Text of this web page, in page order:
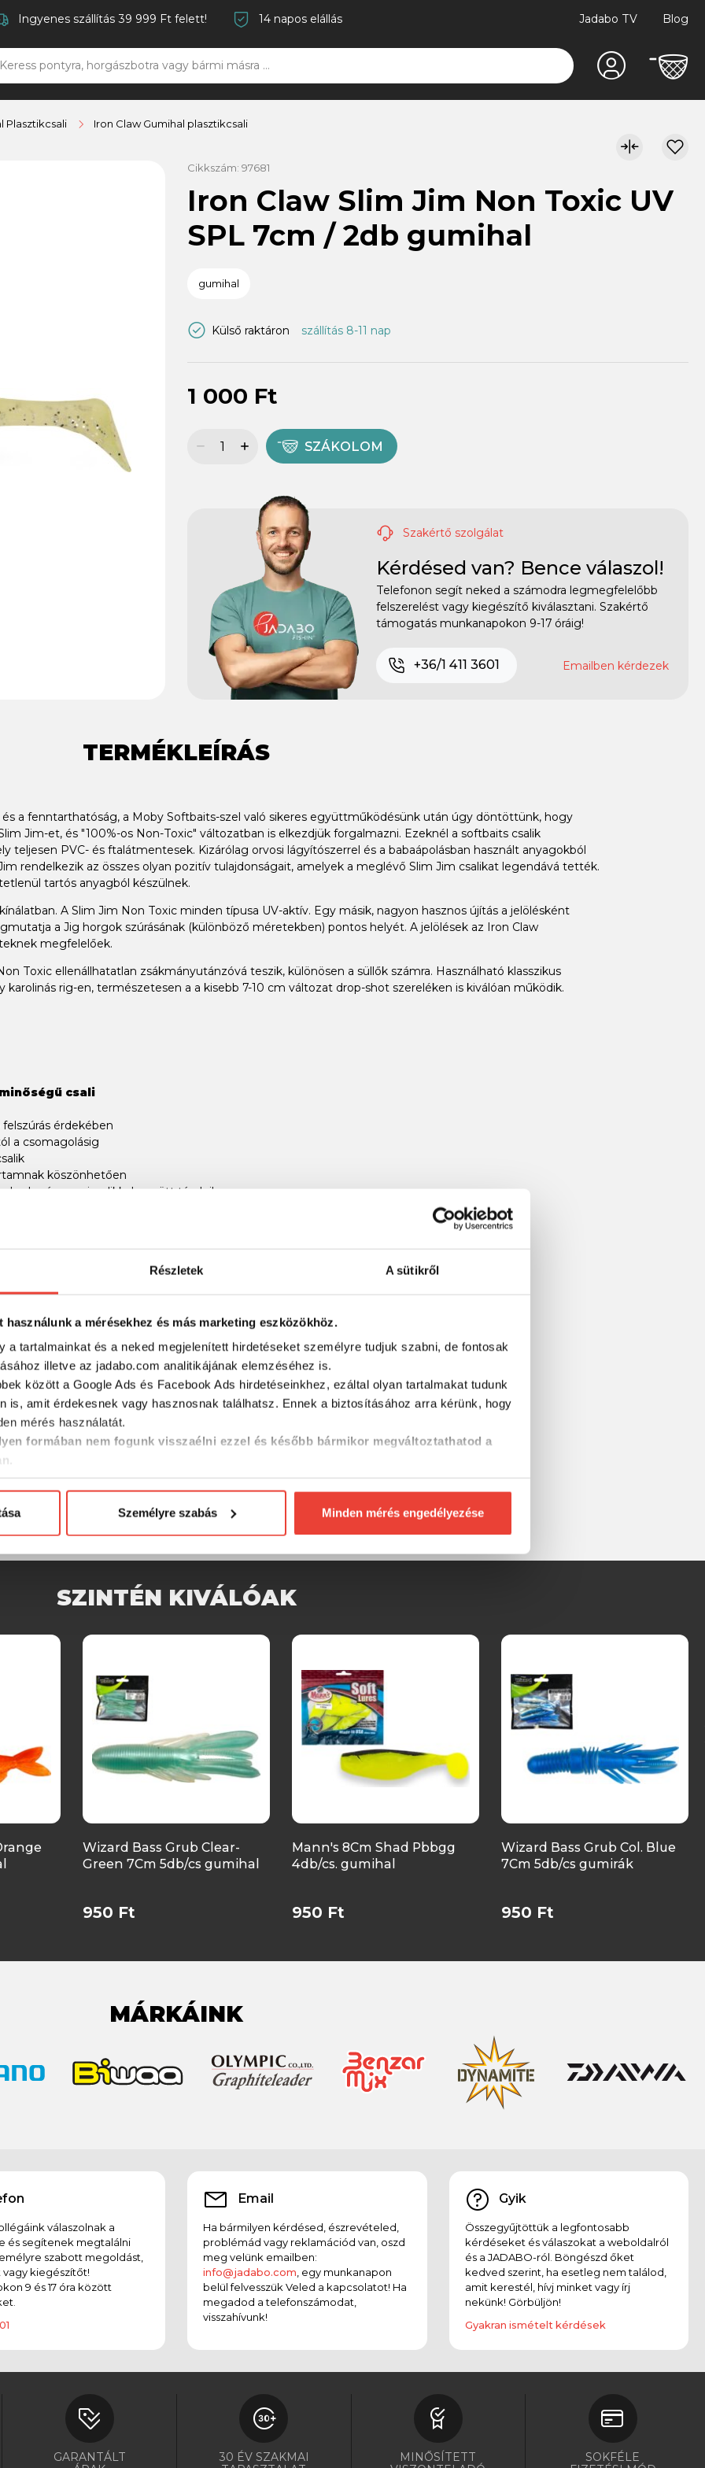
Részletek A sütikről
a mérésekhez és más marketing eszközökhöz.
a tartalmainkat és a neked megjelenített hirdetéseket személyre tudjuk szabni, de fontosak
illetve az jadabo.com analitikájának elemzéséhez is.
között a Google Ads és Facebook Ads hirdetéseinkhez, ezáltal olyan tartalmakat tudunk
is, amit érdekesnek vagy hasznosnak találhatsz. Ennek a biztosításához arra kérünk, hogy
mérés használatát.
formában nem fogunk visszaélni ezzel és később bármikor megváltoztathatod a
Személyre szabás Minden mérés engedélyezése
Ingyenes szállítás 39 999 Ft felett! 14 napos elállás Jadabo TV Blog
Plasztikcsali Iron Claw Gumihal plasztikcsali
Cikkszám: 97681
Iron Claw Slim Jim Non Toxic UV
SPL 7cm / 2db gumihal
gumihal
Külső raktáron szállítás 8-11 nap
1 000 Ft
SZÁKOLOM
Szakértő szolgálat
Kérdésed van? Bence válaszol!
Telefonon segít neked a számodra legmegfelelőbb
felszerelést vagy kiegészítő kiválasztani. Szakértő
támogatás munkanapokon 9-17 óráig!
+36/1 411 3601 Emailben kérdezek
TERMÉKLEÍRÁS
a fenntarthatóság, a Moby Softbaits-szel való sikeres együttműködésünk után úgy döntöttünk, hogy
Jim-et, és "100%-os Non-Toxic" változatban is elkezdjük forgalmazni. Ezeknél a softbaits csalik
teljesen PVC- és ftalátmentesek. Kizárólag orvosi lágyítószerrel és a babaápolásban használt anyagokból
rendelkezik az összes olyan pozitív tulajdonságait, amelyek a meglévő Slim Jim csalikat legendává tették.
tartós anyagból készülnek.
A Slim Jim Non Toxic minden típusa UV-aktív. Egy másik, nagyon hasznos újítás a jelölésként
a Jig horgok szúrásának (különböző méretekben) pontos helyét. A jelölések az Iron Claw
megfelelőek.
Toxic ellenállhatatlan zsákmányutánzóvá teszik, különösen a süllők számra. Használható klasszikus
rig-en, természetesen a a kisebb 7-10 cm változat drop-shot szereléken is kiválóan működik.
csali
érdekében
a csomagolásig
köszönhetően
más gumicsalikkal együtt tárolni!
eredeti formáját, ha rövid ideig forrásban lévő vízbe rakja
RÉSZLETES ADATOK
SZINTÉN KIVÁLÓAK
Wizard Bass Grub Clear-
Green 7Cm 5db/cs gumihal
950 Ft
Mann's 8Cm Shad Pbbgg
4db/cs. gumihal
950 Ft
Wizard Bass Grub Col. Blue
7Cm 5db/cs gumirák
950 Ft
MÁRKÁINK
válaszolnak a
és segítenek megtalálni
szabott megoldást,
kiegészítőt!
9 és 17 óra között
Email
Ha bármilyen kérdésed, észrevételed,
problémád vagy reklamációd van, oszd
meg velünk emailben:
info@jadabo.com , egy munkanapon
belül felvesszük Veled a kapcsolatot! Ha
megadod a telefonszámodat,
visszahívunk!
Gyik
Összegyűjtöttük a legfontosabb
kérdéseket és válaszokat a weboldalról
és a JADABO-ról. Böngészd őket
kedved szerint, ha esetleg nem találod,
amit kerestél, hívj minket vagy írj
nekünk! Görbüljön!
Gyakran ismételt kérdések
GARANTÁLT
30 ÉV SZAKMAI
MINŐSÍTETT
SOKFÉLE